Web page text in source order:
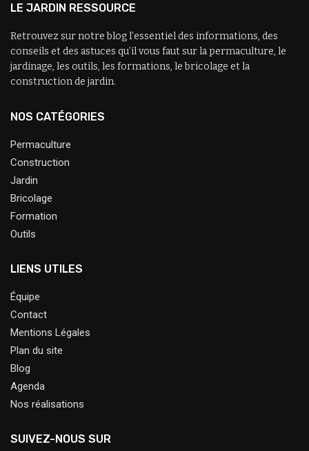
LE JARDIN RESSOURCE
Retrouvez sur notre blog l’essentiel des informations, des
conseils et des astuces qu’il vous faut sur la permaculture, le
jardinage, les outils, les formations, le bricolage et la
construction de jardin.
NOS CATÉGORIES
Permaculture
Construction
Jardin
Bricolage
Formation
Outils
LIENS UTILES
Équipe
Contact
Mentions Légales
Plan du site
Blog
Agenda
Nos réalisations
SUIVEZ-NOUS SUR